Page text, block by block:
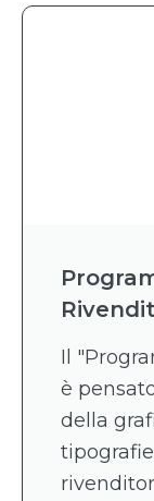
Il
è
della